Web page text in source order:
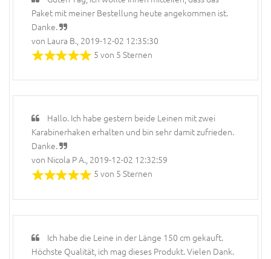
Paket mit meiner Bestellung heute angekommen ist.
Danke.
von Laura B., 2019-12-02 12:35:30
5 von 5 Sternen
Hallo. Ich habe gestern beide Leinen mit zwei
Karabinerhaken erhalten und bin sehr damit zufrieden.
Danke.
von Nicola P A., 2019-12-02 12:32:59
5 von 5 Sternen
Ich habe die Leine in der Länge 150 cm gekauft.
Höchste Qualität, ich mag dieses Produkt. Vielen Dank.